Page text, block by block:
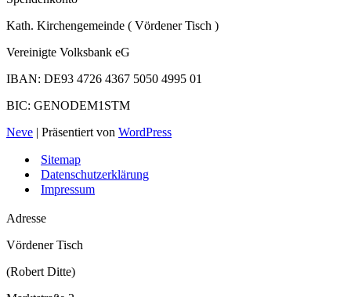
Kath. Kirchengemeinde ( Vördener Tisch )
Vereinigte Volksbank eG
IBAN: DE93 4726 4367 5050 4995 01
BIC: GENODEM1STM
Neve | Präsentiert von WordPress
Sitemap
Datenschutzerklärung
Impressum
Adresse
Vördener Tisch
(Robert Ditte)